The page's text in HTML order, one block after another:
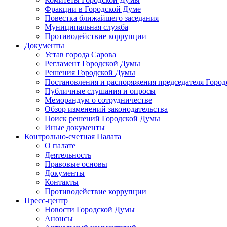
Фракции в Городской Думе
Повестка ближайшего заседания
Муниципальная служба
Противодействие коррупции
Документы
Устав города Сарова
Регламент Городской Думы
Решения Городской Думы
Постановления и распоряжения председателя
Публичные слушания и опросы
Меморандум о сотрудничестве
Обзор изменений законодательства
Поиск решений Городской Думы
Иные документы
Контрольно-счетная Палата
О палате
Деятельность
Правовые основы
Документы
Контакты
Противодействие коррупции
Пресс-центр
Новости Городской Думы
Анонсы